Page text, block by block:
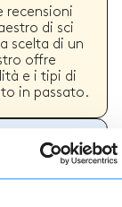
recensioni
di sci
scelta di un
offre
e i tipi di
in passato.